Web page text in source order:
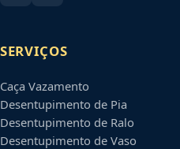
SERVIÇOS
Caça Vazamento
Desentupimento de Pia
Desentupimento de Ralo
Desentupimento de Vaso